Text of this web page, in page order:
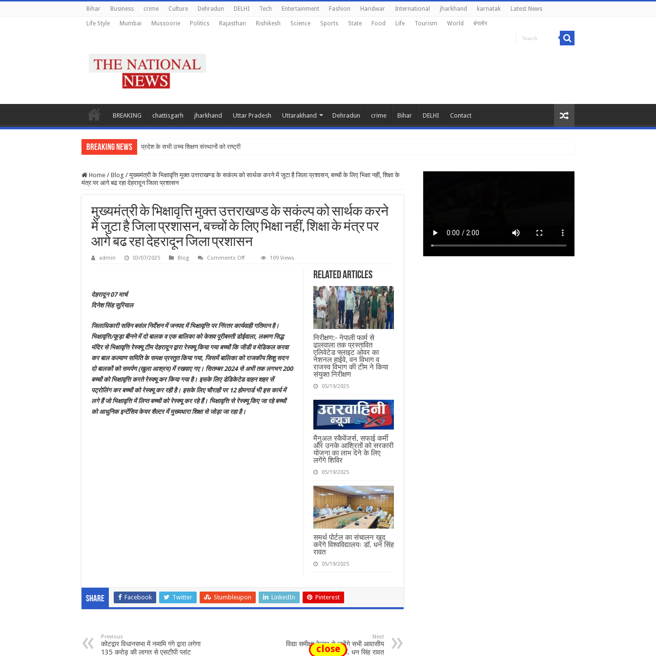
Bihar Business crime Culture Dehradun DELHI Tech Entertainment Fashion Haridwar International jharkhand karnatak Latest News
Life Style Mumbai Mussoorie Politics Rajasthan Rishikesh Science Sports State Food Life Tourism World बंगलोर
BREAKING chattisgarh jharkhand Uttar Pradesh Uttarakhand Dehradun crime Bihar DELHI Contact
Breaking News प्रदेश के सभी उच्च शिक्षण संस्थानों को राष्ट्रीय शिक्षा न
Home / Blog / मुख्यमंत्री के भिक्षावृत्ति मुक्त उत्तराखण्ड के सकंल्प को सार्थक करने में जुटा है जिला प्रशासन, बच्चों के लिए भिक्षा नहीं, शिक्षा के
मंत्र पर आगे बढ रहा देहरादून जिला प्रशासन
मुख्यमंत्री के भिक्षावृत्ति मुक्त उत्तराखण्ड के सकंल्प को सार्थक करने
में जुटा है जिला प्रशासन, बच्चों के लिए भिक्षा नहीं, शिक्षा के मंत्र पर
आगे बढ रहा देहरादून जिला प्रशासन
admin 03/07/2025 Blog Comments Offon
करने
में
जुटा
है
जिला
बच्चों
के
लिए
भिक्षा
नहीं,
शिक्षा
मंत्र
पर
आगे
109 Views
Related Articles
निरीक्षण:- नेपाली फार्म से
ढालवाला तक प्रस्तावित
एलिवेटेड फ्लाइट ओवर का
नेशनल हाईवे, वन विभाग व
राजस्व विभाग की टीम ने किया
संयुक्त निरीक्षण
05/19/2025
मैनुअल स्कैवेंजर्स, सफाई कर्मी
और उनके आश्रितों को सरकारी
योजना का लाभ देने के लिए
लगेंगे शिविर
05/19/2025
समर्थ पोर्टल का संचालन खुद
करेंगे विश्वविद्यालयः डॉ. धन सिंह
रावत
05/19/2025
देहरादून 07 मार्च
दिनेश सिंह सुरियाल
जिलाधिकारी सविन बसंल निर्देशन में जनपद में भिक्षावृत्ति पर निंरतर कार्यवाही गतिमान है।
भिक्षावृत्ति/कूड़ा बीनने में दो बालक व एक बालिका को केशव पूरीबस्ती डोईवाला, लक्ष्मण सिद्ध
मंदिर से भिक्षावृत्ति रेस्क्यू टीम देहरादून द्वारा रेस्क्यू किया गया बच्चों कि जीडी व मेडिकल करवा
कर बाल कल्याण समिति के समक्ष प्रस्तुत किया गया, जिसमें बालिका को राजकीय शिशु सदन
दो बालकों को समर्पण (खुला आश्रय) में रखवाए गए। सितम्बर 2024 से अभी तक लगभग 200
बच्चों को भिक्षावृत्ति करते रेस्क्यू कर किया गया है। इसके लिए डेडिकेटेड वाहन शहर सें
पट्रोलिंग कर बच्चों को रेस्क्यू कर रही है। इसके लिए चौराहों पर 12 होमगार्ड भी इस कार्य में
लगे हैं जो भिक्षावृत्ति में लिप्त बच्चों को रेस्क्यू कर रहे हैं। भिक्षावृत्ति से रेस्क्यू किए जा रहे बच्चों
को आधुनिक इन्टेंसिव केयर शैल्टर में मुख्यधारा शिक्षा से जोड़ा जा रहा है।
Share Facebook Twitter Stumbleupon LinkedIn Pinterest
Previous
कोटद्वार विधानसभा में नमामि गंगे द्वारा लगेगा
135 करोड़ की लागत से एसटीपी प्लांट
Next
विद्या समीक्षा केन्द्र से जुड़ेंगे सभी आवासीय
विद्यालयः- डॉ. धन सिंह रावत
close